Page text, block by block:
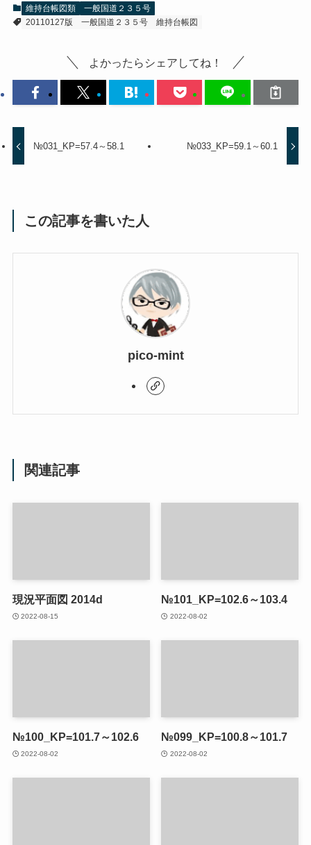
維持台帳図類
一般国道２３５号
20110127版
一般国道２３５号 維持台帳図
よかったらシェアしてね！
№031_KP=57.4～58.1 №033_KP=59.1～60.1
この記事を書いた人
pico-mint
関連記事
現況平面図 2014d
2022-08-15
№101_KP=102.6～103.4
2022-08-02
№100_KP=101.7～102.6
2022-08-02
№099_KP=100.8～101.7
2022-08-02